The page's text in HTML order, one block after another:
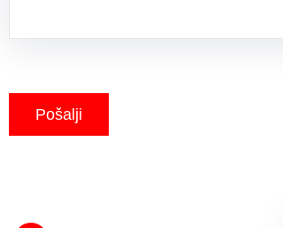
Pošalji